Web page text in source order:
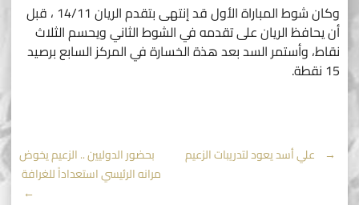
وكان شوط المباراة الأول قد إنتهى بتقدم الريان 14/11 ، قبل
أن يحافظ الريان على تقدمه في الشوط الثاني ويحسم الثلاث
نقاط، وأستمر السد بعد هذة الخسارة في المركز السابع برصيد
15 نقطة.
Post
← علي أسد يعود لتدريبات الزعيم
بحضور الدوليين .. الزعيم يخوض
مرانه الرئيسي استعداداً للغرافة
→